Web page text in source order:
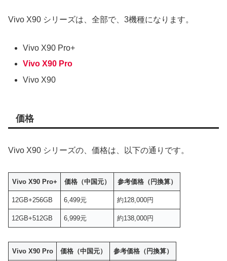
Vivo X90 シリーズは、全部で、3機種になります。
Vivo X90 Pro+
Vivo X90 Pro
Vivo X90
価格
Vivo X90 シリーズの、価格は、以下の通りです。
Vivo X90 Pro+ 価格（中国元） 参考価格（円換算）
12GB+256GB 6,499元 約128,000円
12GB+512GB 6,999元 約138,000円
Vivo X90 Pro 価格（中国元） 参考価格（円換算）